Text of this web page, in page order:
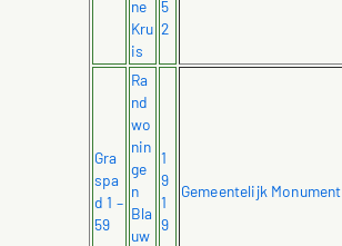
ne
Kru
is
5
2
Gra
spa
d 1 –
59
Ra
nd
wo
nin
ge
n
Bla
uw
1
9
1
9
Gemeentelijk Monument